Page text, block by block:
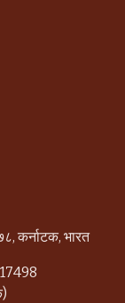
कर्नाटक, भारत